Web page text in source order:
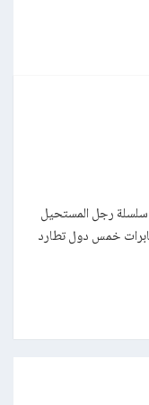
سلسلة رجل المستحيل
مخابرات خمس دول تطارد